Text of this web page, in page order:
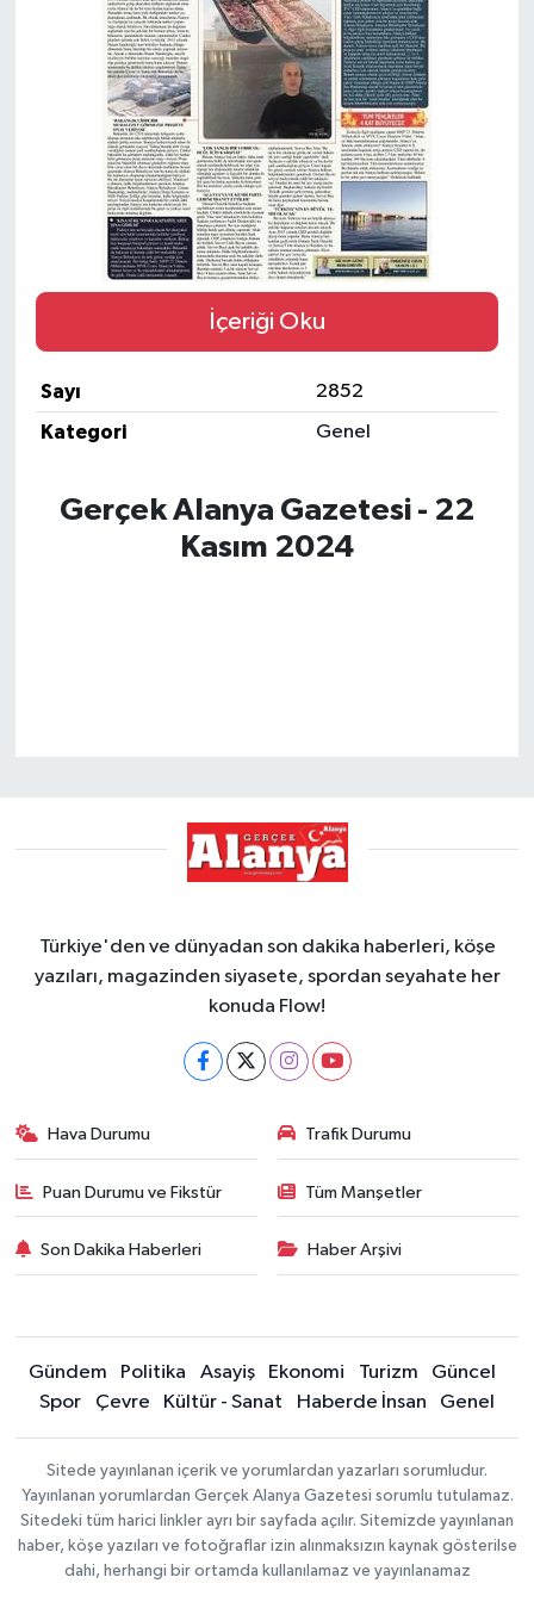
İçeriği Oku
Sayı
2852
Kategori
Genel
Gerçek Alanya Gazetesi - 22
Kasım 2024
Türkiye'den ve dünyadan son dakika haberleri, köşe
yazıları, magazinden siyasete, spordan seyahate her
konuda Flow!
Hava Durumu Trafik Durumu
Puan Durumu ve Fikstür Tüm Manşetler
Son Dakika Haberleri Haber Arşivi
Gündem Politika Asayiş Ekonomi Turizm
Güncel
Spor
Çevre Kültür - Sanat Haberde İnsan Genel
Sitede yayınlanan içerik ve yorumlardan yazarları sorumludur.
Yayınlanan yorumlardan Gerçek Alanya Gazetesi sorumlu tutulamaz.
Sitedeki tüm harici linkler ayrı bir sayfada açılır. Sitemizde yayınlanan
haber, köşe yazıları ve fotoğraflar izin alınmaksızın kaynak gösterilse
dahi, herhangi bir ortamda kullanılamaz ve yayınlanamaz
Gizlilik İlkeleri - Privacy Policy
Güncel
Gündem
Politika
Spor